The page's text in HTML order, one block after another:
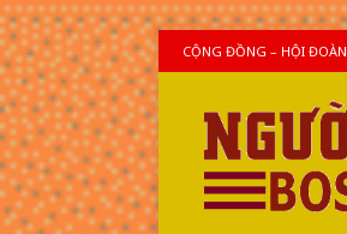
CỘNG ĐỒNG – HỘI ĐOÀN